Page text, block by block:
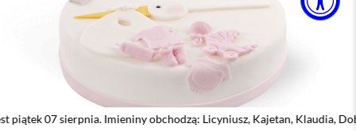
Imieniny obchodzą: Licyniusz, Kajetan, Klaudia, Dobiemir,